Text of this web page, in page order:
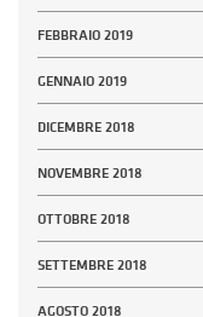
FEBBRAIO 2019
GENNAIO 2019
DICEMBRE 2018
NOVEMBRE 2018
OTTOBRE 2018
SETTEMBRE 2018
AGOSTO 2018